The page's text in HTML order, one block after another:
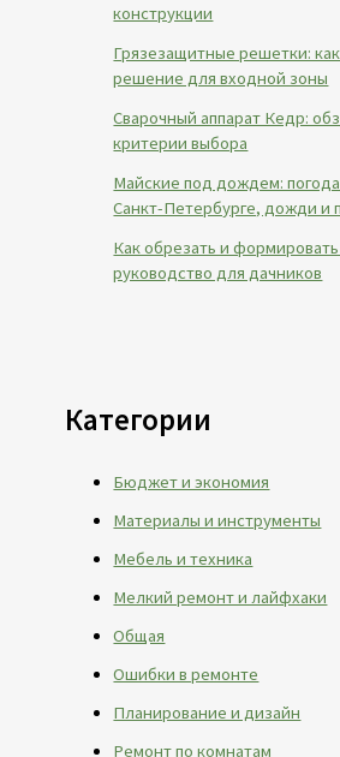
конструкции
Грязезащитные решетки:
решение для входной зоны
Сварочный аппарат Кедр:
критерии выбора
Майские под дождем:
Санкт-Петербурге, дожди и
Как обрезать и
руководство для дачников
Категории
Бюджет и экономия
Материалы и инструменты
Мебель и техника
Мелкий ремонт и лайфхаки
Общая
Ошибки в ремонте
Планирование и дизайн
Ремонт по комнатам